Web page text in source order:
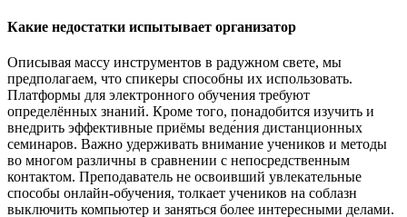
Какие недостатки испытывает организатор
Описывая массу инструментов в радужном свете, мы
предполагаем, что спикеры способны их использовать.
Платформы для электронного обучения требуют
определённых знаний. Кроме того, понадобится изучить и
внедрить эффективные приёмы веде́ния дистанционных
семинаров. Важно удерживать внимание учеников и методы
во многом различны в сравнении с непосредственным
контактом. Преподаватель не освоивший увлекательные
способы онлайн-обучения, толкает учеников на соблазн
выключить компьютер и заняться более интересными делами.